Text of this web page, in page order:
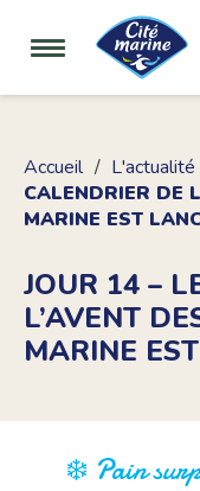
Accueil L'actualité
CALENDRIER DE
MARINE EST
JOUR 14 –
L’AVENT
MARINE
❄️ Pain